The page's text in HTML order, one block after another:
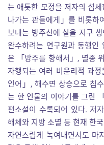
는 애틋한 모정을 저자의 섬
나가는 관들에게」를 비롯하
보내는 방주선에 실을 지구
완수하려는 연구원과 동행인
은 「방주를 향해서」, 멸종
자행되는 여러 비윤리적 과
인어」, 해수면 상승으로 침
는 한 인물의 이야기를 그린
편소설이 수록되어 있다. 저
해체와 지방 소멸 등 현재 한
자연스럽게 녹여내면서도 마